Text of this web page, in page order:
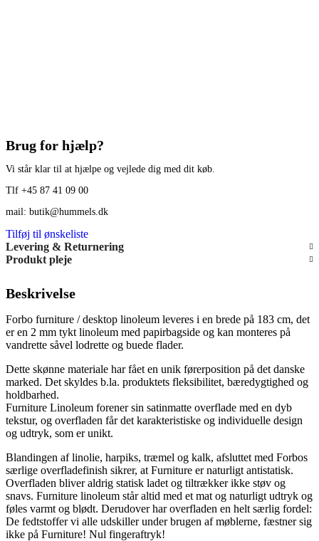
Brug for hjælp?
Vi står klar til at hjælpe og vejlede dig med dit køb.
Tlf +45 87 41 09 00
mail: butik@hummels.dk
Tilføj til ønskeliste
Levering & Returnering
Produkt pleje
Beskrivelse
Forbo furniture / desktop linoleum leveres i en brede på 183 cm, det
er en 2 mm tykt linoleum med papirbagside og kan monteres på
vandrette såvel lodrette og buede flader.
Dette skønne materiale har fået en unik førerposition på det danske
marked. Det skyldes b.la. produktets fleksibilitet, bæredygtighed og
holdbarhed.
Furniture Linoleum forener sin satinmatte overflade med en dyb
tekstur, og overfladen får det karakteristiske og individuelle design
og udtryk, som er unikt.
Blandingen af linolie, harpiks, træmel og kalk, afsluttet med Forbos
særlige overfladefinish sikrer, at Furniture er naturligt antistatisk.
Overfladen bliver aldrig statisk ladet og tiltrækker ikke støv og
snavs. Furniture linoleum står altid med et mat og naturligt udtryk og
føles varmt og blødt. Derudover har overfladen en helt særlig fordel:
De fedtstoffer vi alle udskiller under brugen af møblerne, fæstner sig
ikke på Furniture! Nul fingeraftryk!